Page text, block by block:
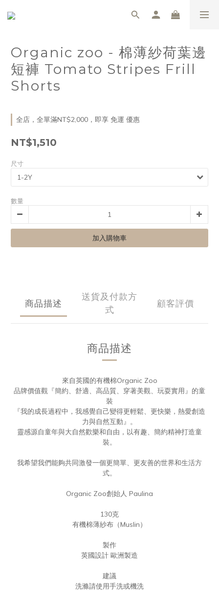
Organic zoo - 棉薄紗荷葉邊
短褲 Tomato Stripes Frill
Shorts
全店，全單滿NT$2,000，即享 免運 優惠
NT$1,510
尺寸
數量
加入購物車
商品描述
送貨及付款方
式
顧客評價
商品描述
來自英國的有機棉Organic Zoo
品牌價值觀『簡約、舒適、高品質、穿著美觀、玩耍實用』的童
裝
『我的成長過程中，我感覺自己變得更輕鬆、更快樂，熱愛創造
力與自然互動』。
靈感源自童年與大自然歡樂和自由，以有趣、簡約精神打造童
裝。
我希望我們能夠共同激發一個更簡單、更友善的世界和生活方
式。
Organic Zoo創始人 Paulina
130克
有機棉薄紗布（Muslin）
製作
英國設計 歐洲製造
建議
洗滌請使用手洗或機洗